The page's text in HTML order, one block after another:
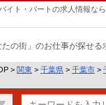
イト・パートの求人情報な
たの街」のお仕事が探せる
> 関東 > 千葉県 > 千葉市 >